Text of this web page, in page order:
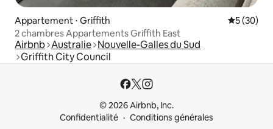
Appartement ⋅ Griffith
5 (30)
2 chambres Appartements Griffith East
Airbnb Australie Nouvelle-Galles du Sud
Griffith City Council
© 2026 Airbnb, Inc.
Confidentialité
Conditions générales